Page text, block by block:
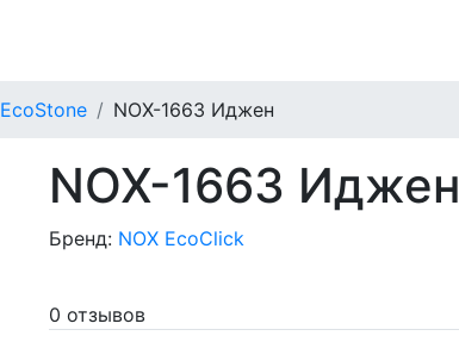
EcoStone NOX-1663 Иджен
NOX-1663 Иджен
Бренд: NOX EcoClick
0 отзывов